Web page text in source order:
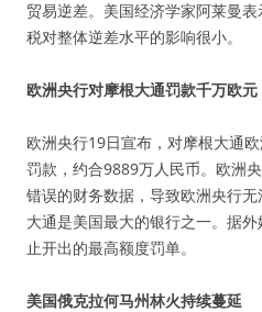
贸易逆差。美国经济学家阿莱曼
税对整体逆差水平的影响很小。
欧洲央行对摩根大通罚款千万欧元
欧洲央行19日宣布，对摩根大通
罚款，约合9889万人民币。欧洲
错误的财务数据，导致欧洲央行
大通是美国最大的银行之一。据
止开出的最高额度罚单。
美国俄克拉何马州林火持续蔓延